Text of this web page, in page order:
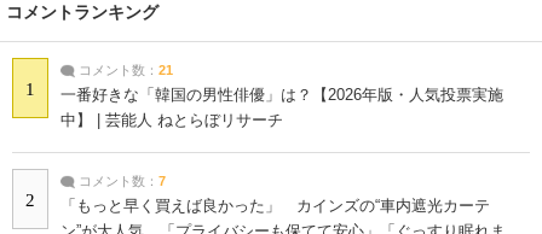
コメントランキング
1
コメント数： 21
一番好きな「韓国の男性俳優」は？【2026年版・人気投票実施
中】 | 芸能人 ねとらぼリサーチ
2
コメント数： 7
「もっと早く買えば良かった」 カインズの“車内遮光カーテ